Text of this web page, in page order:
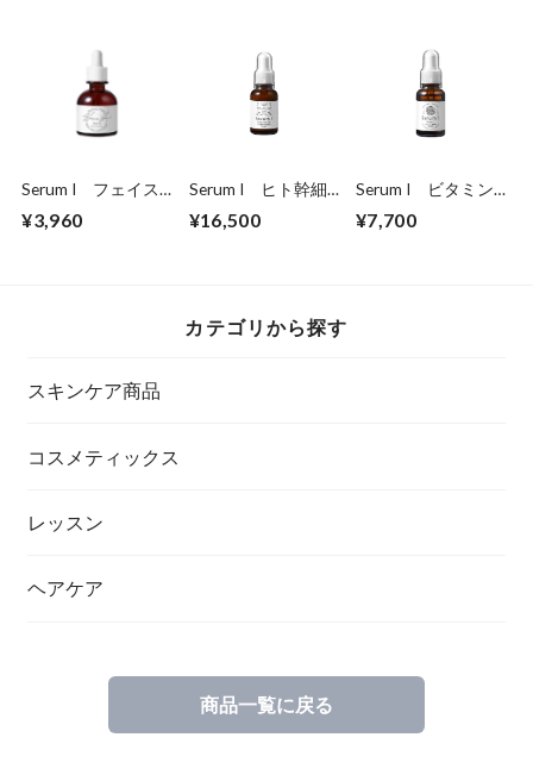
Serum I フェイス
¥3,960
Serum I ヒト幹細
¥16,500
Serum I ビタミンC
¥7,700
カテゴリから探す
スキンケア商品
コスメティックス
レッスン
ヘアケア
商品一覧に戻る